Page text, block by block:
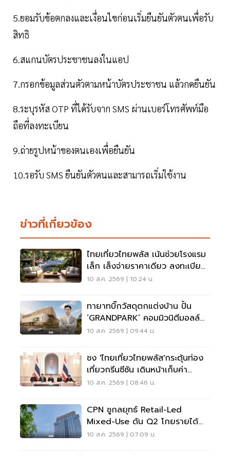
5.ยอมรับข้อตกลงและเงื่อนไขก่อนเริ่มยืนยันตัวตนเพื่อรับ
สิทธิ
6.สแกนบัตรประชาชนลงในแอป
7.กรอกข้อมูลส่วนตัวตามหน้าบัตรประชาชน แล้วกดยืนยัน
8.ระบุรหัส OTP ที่ได้รับจาก SMS ผ่านเบอร์โทรศัพท์มือ
ถือที่ลงทะเบียน
9.ถ่ายรูปหน้าของตนเองเพื่อยืนยัน
10.รอรับ SMS ยืนยันตัวตนและสามารถเริ่มใช้งาน
ข่าวที่เกี่ยวข้อง
ไทยเที่ยวไทยพลัส เน้นช่วยโรงแรม
เล็ก เล็งจ่ายราคาเดียว ลงทะเบียน
ต.ค.นี้
10 ส.ค. 2569 | 10:24 น.
ทายาทบิ๊กวัสดุตกแต่งบ้าน ปั้น
‘GRANDPARK’ คอมมิวนิตีมอลล์
สปอร์ตพรีเมียม 4,000 ล้าน
10 ส.ค. 2569 | 09:44 น.
ชง 'ไทยเที่ยวไทยพลัส'กระตุ้นท่อง
เที่ยวกรีนซีซัน เดินหน้าเก็บค่า
เหยียบแผ่นดิน
10 ส.ค. 2569 | 08:46 น.
CPN ชูกลยุทธ์ Retail-Led
Mixed-Use ดัน Q2 โกยรายได้
1.3 หมื่นล้าน
10 ส.ค. 2569 | 07:09 น.